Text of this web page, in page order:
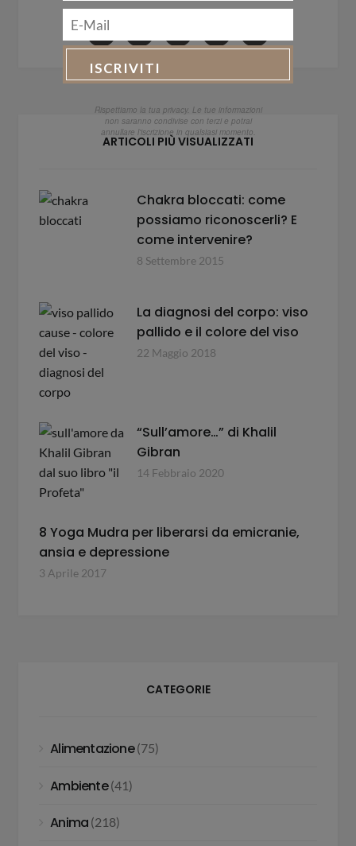
ARTICOLI PIÙ VISUALIZZATI
Chakra bloccati: come
possiamo riconoscerli? E
come intervenire?
8 Settembre 2015
La diagnosi del corpo: viso
pallido e il colore del viso
22 Maggio 2018
“Sull’amore…” di Khalil
Gibran
14 Febbraio 2020
8 Yoga Mudra per liberarsi da emicranie,
ansia e depressione
3 Aprile 2017
CATEGORIE
Alimentazione(75)
Ambiente(41)
Anima (218)
Rispettiamo la tua privacy. Le tue informazioni
non saranno condivise con terzi e potrai
annullare l'iscrizione in qualsiasi momento.